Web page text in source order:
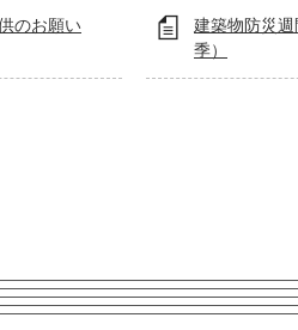
のお願い
建築物防災
季）